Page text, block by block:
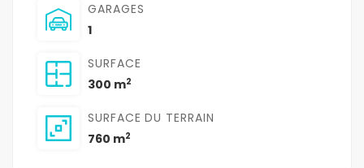
GARAGES
1
SURFACE
300 m2
SURFACE DU TERRAIN
760 m2